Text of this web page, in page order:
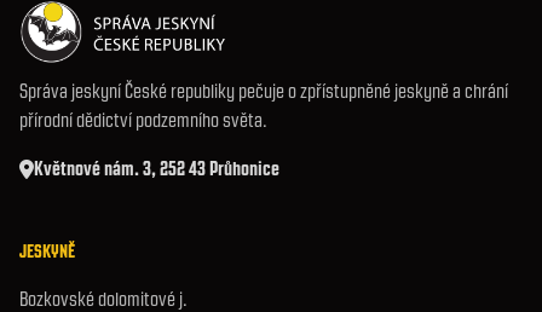
Správa jeskyní České republiky pečuje o zpřístupněné jeskyně a chrání
přírodní dědictví podzemního světa.
Květnové nám. 3, 252 43 Průhonice
JESKYNĚ
Bozkovské dolomitové j.